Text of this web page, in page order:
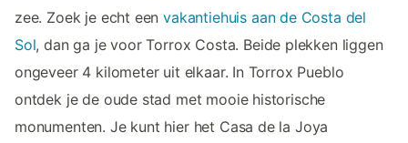
zee. Zoek je echt eenvakantiehuis aan de Costa del
Sol, dan ga je voor Torrox Costa. Beide plekken liggen
ongeveer 4 kilometer uit elkaar. In Torrox Pueblo
ontdek je de oude stad met mooie historische
monumenten. Je kunt hier het Casa de la Joya